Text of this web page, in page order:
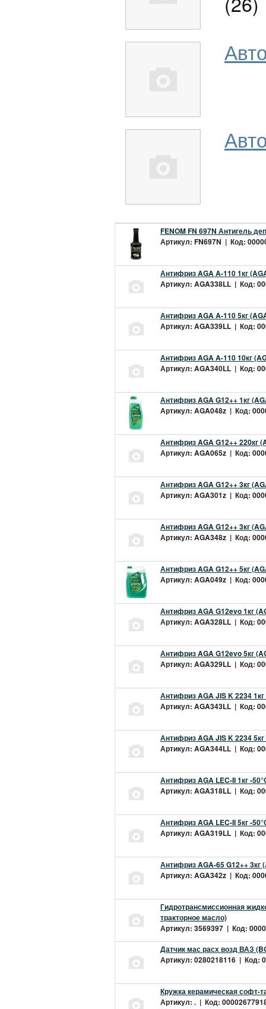
FENOM FN 697N Антигель
Артикул: FN697N | Код:
Антифриз AGA A-110 1кг
Артикул: AGA338LL | Код:
Антифриз AGA A-110 5кг
Артикул: AGA339LL | Код:
Антифриз AGA A-110 10кг
Артикул: AGA340LL | Код:
Антифриз AGA G12++ 1кг
Артикул: AGA048z | Код:
Антифриз AGA G12++ 220кг
Артикул: AGA065z | Код:
Антифриз AGA G12++ 3кг
Артикул: AGA301z | Код:
Антифриз AGA G12++ 3кг
Артикул: AGA348z | Код:
Антифриз AGA G12++ 5кг
Артикул: AGA049z | Код:
Антифриз AGA G12evo 1кг
Артикул: AGA328LL | Код:
Антифриз AGA G12evo 5кг
Артикул: AGA329LL | Код:
Антифриз AGA JIS K 2234
Артикул: AGA343LL | Код:
Антифриз AGA JIS K 2234
Артикул: AGA344LL | Код:
Антифриз AGA LEC-II 1кг -
Артикул: AGA318LL | Код:
Антифриз AGA LEC-II 5кг -
Артикул: AGA319LL | Код:
Антифриз AGA-65 G12++ 3кг
Артикул: AGA342z | Код:
Гидротрансмиссионная
тракторное масло)
Артикул: 3569397 | Код:
Датчик мас расх возд ВАЗ
Артикул: 0280218116 | Код:
Кружка керамическая софт-
Артикул: . | Код: